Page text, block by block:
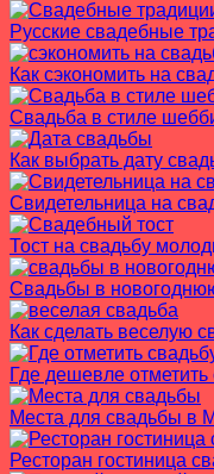
Русские свадебные
Как сэкономить на
Свадьба в стиле
Как выбрать дату
Свидетельница на
Тост на свадьбу
Свадьбы в
Как сделать веселую
Где дешевле отметить
Места для свадьбы в
Ресторан гостиница